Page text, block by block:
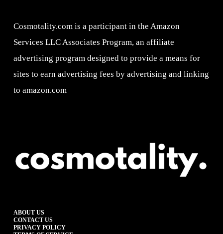
Cosmotality.com is a participant in the Amazon
Services LLC Associates Program, an affiliate
advertising program designed to provide a means for
sites to earn advertising fees by advertising and linking
to amazon.com
ABOUT US
CONTACT US
PRIVACY POLICY